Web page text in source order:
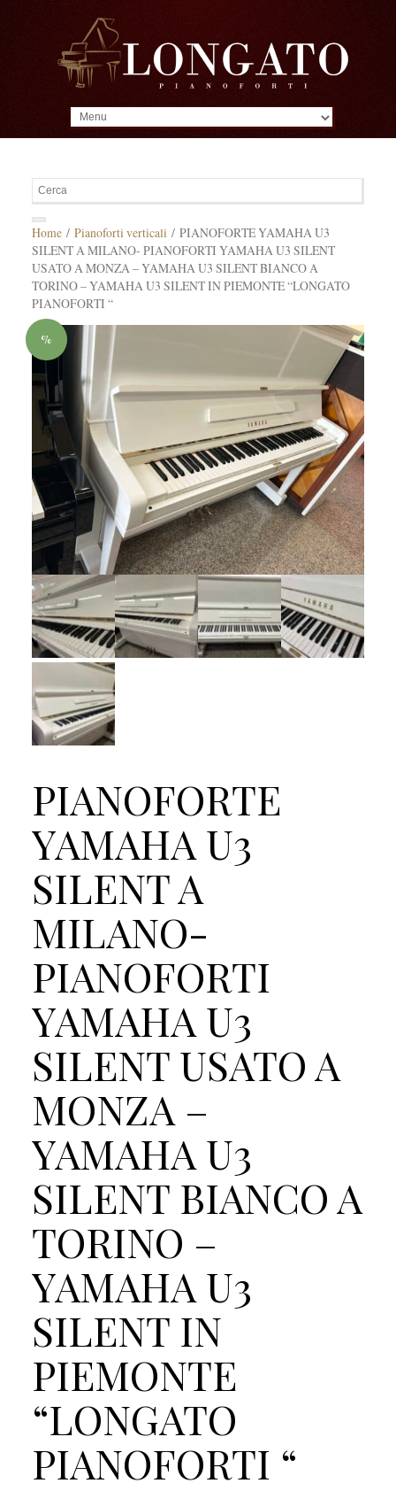
Home/ Pianoforti verticali / PIANOFORTE YAMAHA U3
SILENT A MILANO- PIANOFORTI YAMAHA U3 SILENT
USATO A MONZA – YAMAHA U3 SILENT BIANCO A
TORINO – YAMAHA U3 SILENT IN PIEMONTE “LONGATO
PIANOFORTI “
%
PIANOFORTE
YAMAHA U3
SILENT A
MILANO-
PIANOFORTI
YAMAHA U3
SILENT USATO A
MONZA –
YAMAHA U3
SILENT BIANCO A
TORINO –
YAMAHA U3
SILENT IN
PIEMONTE
“LONGATO
PIANOFORTI “